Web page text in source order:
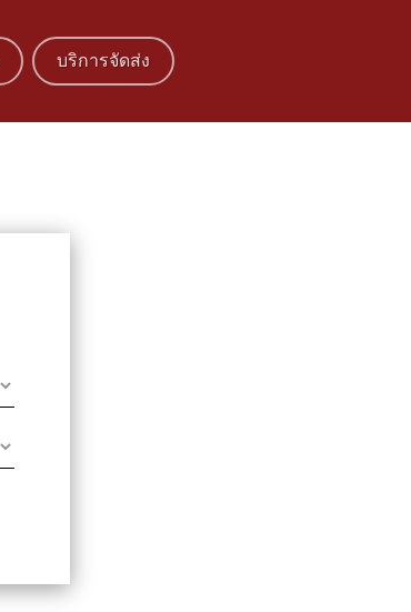
บริการจัดส่ง